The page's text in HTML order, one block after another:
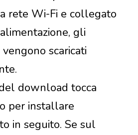
rete Wi-Fi e collegato
gli
scaricati
download tocca
per installare
in seguito. Se sul